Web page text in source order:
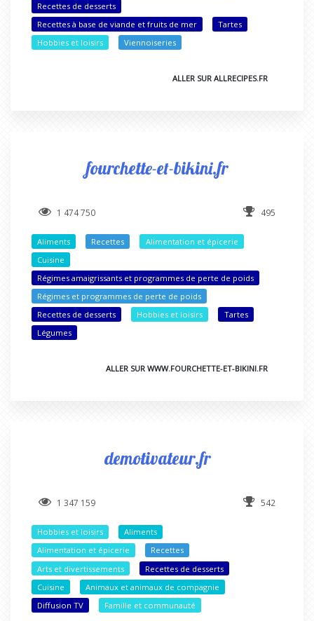
Recettes de desserts
Recettes à base de viande et fruits de mer
Tartes
Hobbies et loisirs
Viennoiseries
ALLER SUR ALLRECIPES.FR
fourchette-et-bikini.fr
1 474 750 495
Aliments Recettes
Alimentation et épicerie
Cuisine
Régimes amaigrissants et programmes de perte de poids
Régimes et programmes de perte de poids
Recettes de desserts
Hobbies et loisirs
Tartes
Légumes
ALLER SUR WWW.FOURCHETTE-ET-BIKINI.FR
demotivateur.fr
1 347 159 542
Hobbies et loisirs
Aliments
Alimentation et épicerie
Recettes
Arts et divertissements
Recettes de desserts
Cuisine
Animaux et animaux de compagnie
Diffusion TV
Famille et communauté